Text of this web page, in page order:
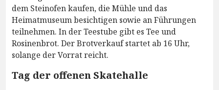
dem Steinofen kaufen, die Mühle und das
Heimatmuseum besichtigen sowie an Führungen
teilnehmen. In der Teestube gibt es Tee und
Rosinenbrot. Der Brotverkauf startet ab 16 Uhr,
solange der Vorrat reicht.
Tag der offenen Skatehalle